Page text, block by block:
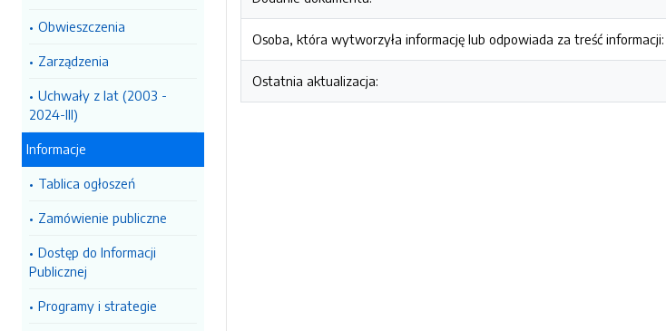
Obwieszczenia
Zarządzenia
Uchwały z lat (2003 -
2024-III)
Informacje
Tablica ogłoszeń
Zamówienie publiczne
Dostęp do Informacji
Publicznej
Programy i strategie
Osoba, która wytworzyła informację lub odpowiada za treść informacji:
Ostatnia aktualizacja: